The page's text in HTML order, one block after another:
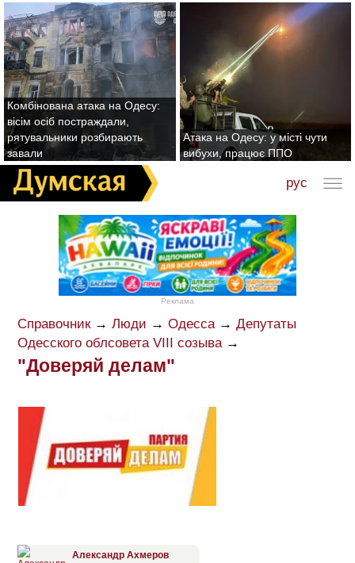
Комбінована атака на Одесу:
вісім осіб постраждали,
рятувальники розбирають
завали
Атака на Одесу: у місті чути
вибухи, працює ППО
рус
Реклама
Справочник→ Люди → Одесса→ Депутаты
Одесского облсовета VIII созыва→
"Доверяй делам"
Александр Ахмеров